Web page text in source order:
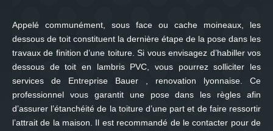
Appelé communément, sous face ou cache moineaux, les
dessous de toit constituent la dernière étape de la pose dans les
travaux de finition d’une toiture. Si vous envisagez d’habiller vos
dessous de toit en lambris PVC, vous pourrez solliciter les
services de Entreprise Bauer , renovation lyonnaise. Ce
professionnel vous garantit une pose dans les règles afin
d’assurer l’étanchéité de la toiture d’une part et de faire ressortir
l’attrait de la maison. Il est recommandé de le contacter pour de